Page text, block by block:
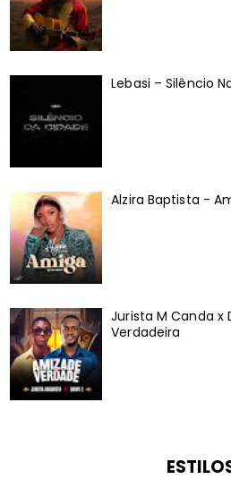
Lebasi – Silêncio
Alzira Baptista -
Jurista M Canda x
Verdadeira